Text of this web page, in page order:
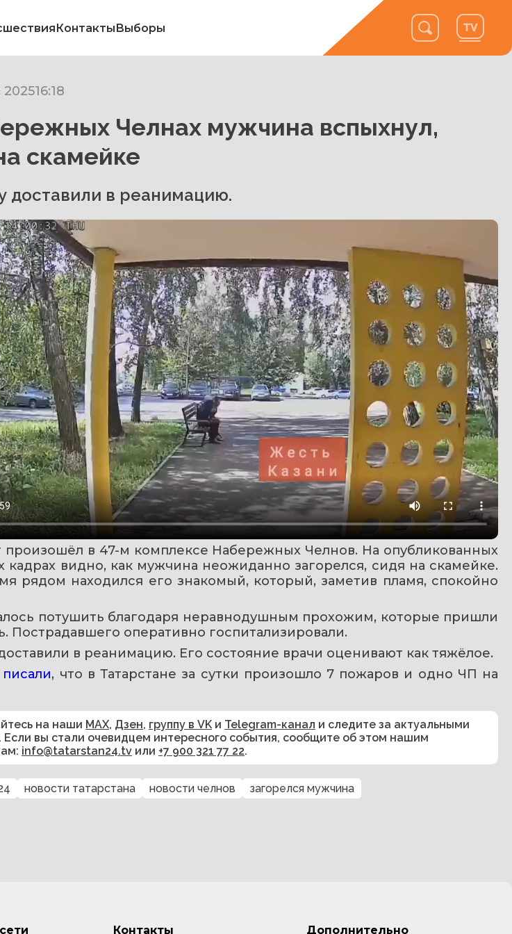
КонтактыВыборы
202516:18
Челнах мужчина вспыхнул,
скамейке
доставили в реанимацию.
в 47-м комплексе Набережных Челнов. На опубликованных
кадрах видно, как мужчина неожиданно загорелся, сидя на скамейке.
рядом находился его знакомый, который, заметив пламя, спокойно
потушить благодаря неравнодушным прохожим, которые пришли
Пострадавшего оперативно госпитализировали.
в реанимацию. Его состояние врачи оценивают как тяжёлое.
писали, что в Татарстане за сутки произошло 7 пожаров и одно ЧП на
на наши MAX, Дзен, группу в VK и Telegram-канал и следите за актуальными
Если вы стали очевидцем интересного события, сообщите об этом нашим
info@tatarstan24.tv или +7 900 321 77 22.
новости татарстана новости челнов загорелся мужчина
Контакты Дополнительно